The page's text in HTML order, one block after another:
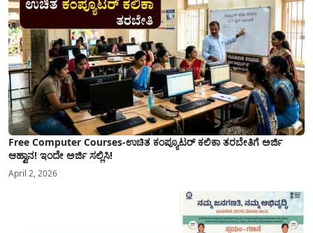
Free Computer Courses-ಉಚಿತ ಕಂಪ್ಯೂಟರ್ ಕಲಿಕಾ ತರಬೇತಿಗೆ ಅರ್ಜಿ
ಆಹ್ವಾನ! ಇಂದೇ ಅರ್ಜಿ ಸಲ್ಲಿಸಿ!
April 2, 2026